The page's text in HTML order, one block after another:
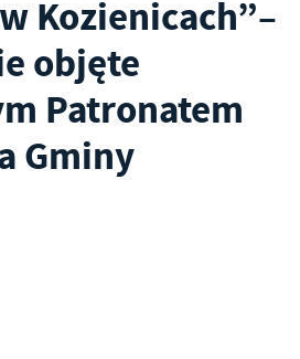
Kozienicach”–
objęte
Patronatem
Gminy